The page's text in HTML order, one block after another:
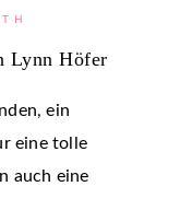
Lynn Höfer
ein
eine tolle
auch eine